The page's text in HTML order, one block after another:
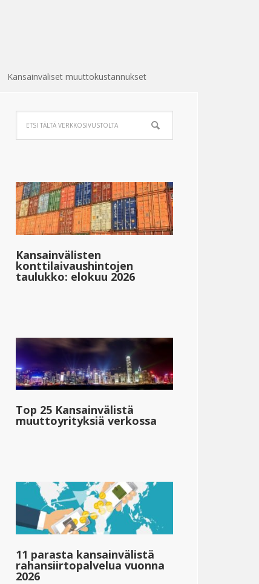
Kansainväliset muuttokustannukset
{{mpg_valtio_henkilökohtainen_veroaste_alue_2}}
&dollar;67,180
Kansainvälisten
konttilaivaushintojen
taulukko: elokuu 2026
Top 25 Kansainvälistä
muuttoyrityksiä verkossa
11 parasta kansainvälistä
rahansiirtopalvelua vuonna
2026